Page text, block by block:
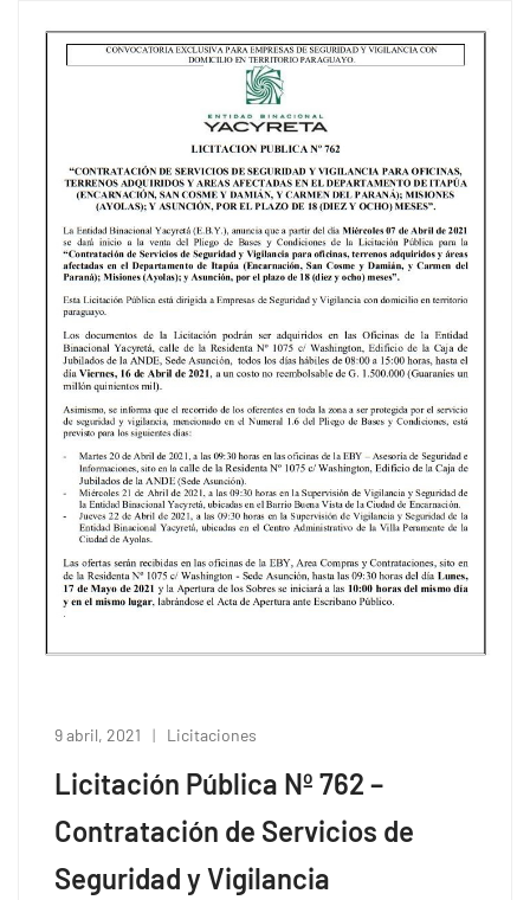
9 abril, 2021 Licitaciones
Licitación Pública Nº 762 –
Contratación de Servicios de
Seguridad y Vigilancia